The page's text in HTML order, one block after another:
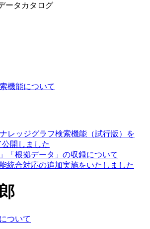
ータカタログ
機能について
ナレッジグラフ検索機能（試行版）を
開しました
「根拠データ」の収録について
統合対応の追加実施をいたしました
ついて